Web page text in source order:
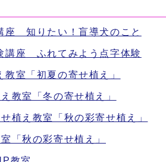
座 知りたい！盲導犬のこと
講座 ふれてみよう点字体験
室「初夏の寄せ植え」
教室「冬の寄せ植え」
植え教室「秋の彩寄せ植え」
「秋の彩寄せ植え」